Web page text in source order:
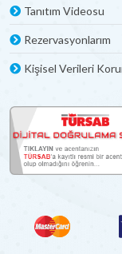
Tanıtım Videosu
Rezervasyonlarım
Kişisel Verileri